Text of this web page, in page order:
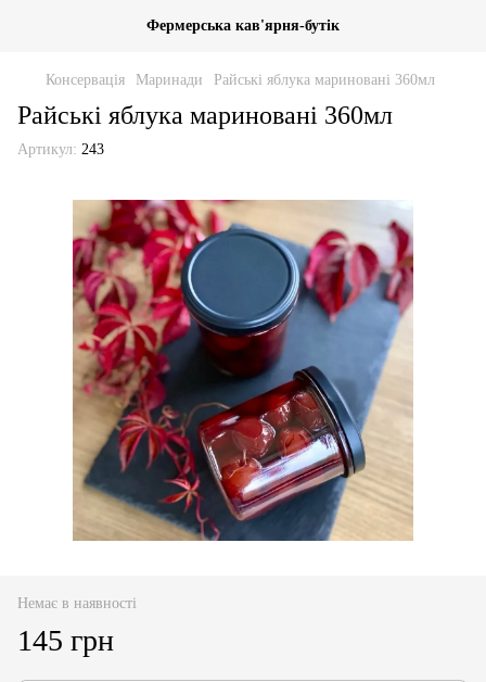
Фермерська кав'ярня-бутік
Консервація Маринади Райські яблука мариновані 360мл
Райські яблука мариновані 360мл
Артикул: 243
Немає в наявності
145 грн